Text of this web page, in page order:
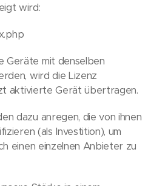
wird:
Geräte mit denselben
wird die Lizenz
aktivierte Gerät übertragen.
dazu anregen, die von ihnen
(als Investition), um
einen einzelnen Anbieter zu